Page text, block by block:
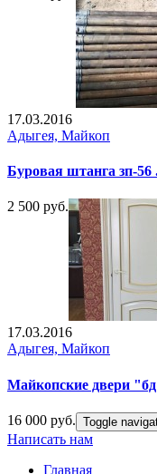
17.03.2016
Адыгея, Майкоп
Буровая штанга зп-56
2 500 руб.
17.03.2016
Адыгея, Майкоп
Майкопские двери
16 000 руб. Toggle
Написать нам
Главная